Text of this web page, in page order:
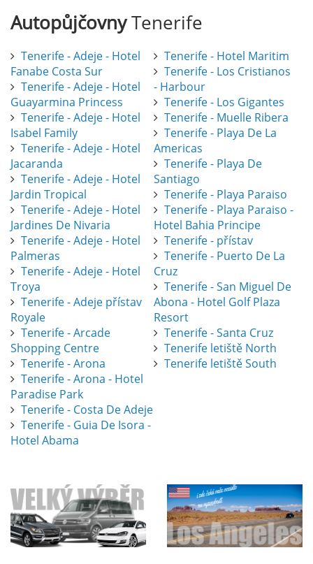
AutopůjčovnyTenerife
Tenerife - Adeje - Hotel
Fanabe Costa Sur
Tenerife - Adeje - Hotel
Guayarmina Princess
Tenerife - Adeje - Hotel
Isabel Family
Tenerife - Adeje - Hotel
Jacaranda
Tenerife - Adeje - Hotel
Jardin Tropical
Tenerife - Adeje - Hotel
Jardines De Nivaria
Tenerife - Adeje - Hotel
Palmeras
Tenerife - Adeje - Hotel
Troya
Tenerife - Adeje přístav
Royale
Tenerife - Arcade
Shopping Centre
Tenerife - Arona
Tenerife - Arona - Hotel
Paradise Park
Tenerife - Costa De Adeje
Tenerife - Guia De Isora -
Hotel Abama
Tenerife - Hotel Maritim
Tenerife - Los Cristianos
- Harbour
Tenerife - Los Gigantes
Tenerife - Muelle Ribera
Tenerife - Playa De La
Americas
Tenerife - Playa De
Santiago
Tenerife - Playa Paraiso
Tenerife - Playa Paraiso -
Hotel Bahia Principe
Tenerife - přístav
Tenerife - Puerto De La
Cruz
Tenerife - San Miguel De
Abona - Hotel Golf Plaza
Resort
Tenerife - Santa Cruz
Tenerife letiště North
Tenerife letiště South